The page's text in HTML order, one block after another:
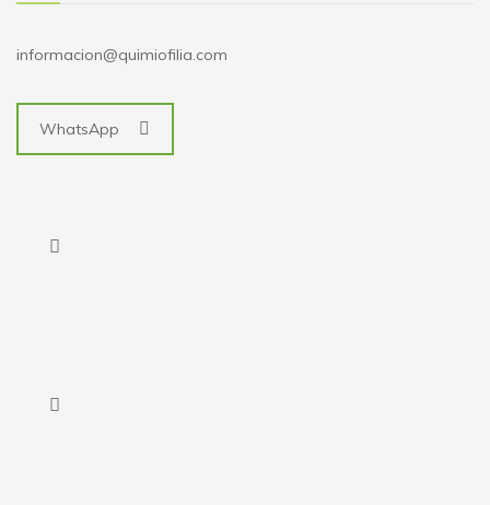
informacion@quimiofilia.com
WhatsApp